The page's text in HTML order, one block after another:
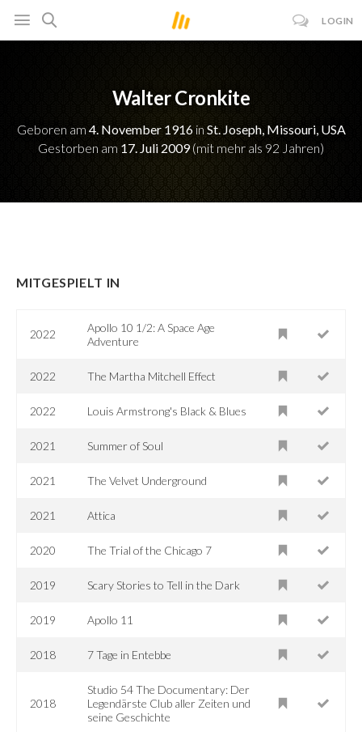
LOGIN
Walter Cronkite
Geboren am 4. November 1916in St. Joseph, Missouri, USA
Gestorben am 17. Juli 2009(mit mehr als 92 Jahren)
MITGESPIELT IN
2022
Apollo 10 1/2: A Space Age
Adventure
2022 The Martha Mitchell Effect
2022 Louis Armstrong's Black & Blues
2021 Summer of Soul
2021 The Velvet Underground
2021 Attica
2020 The Trial of the Chicago 7
2019 Scary Stories to Tell in the Dark
2019 Apollo 11
2018 7 Tage in Entebbe
2018
Studio 54 The Documentary: Der
Legendärste Club aller Zeiten und
seine Geschichte